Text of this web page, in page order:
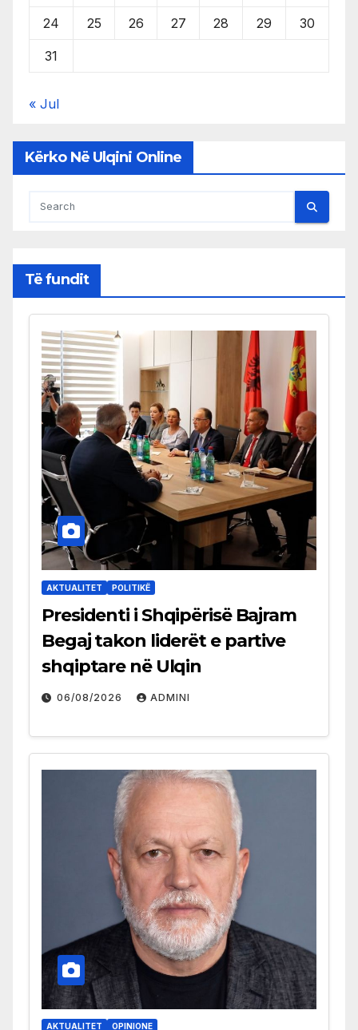
24 25 26 27 28 29 30
31
« Jul
Kërko Në Ulqini Online
Të fundit
AKTUALITET POLITIKË
Presidenti i Shqipërisë Bajram
Begaj takon liderët e partive
shqiptare në Ulqin
06/08/2026 ADMINI
AKTUALITET OPINIONE